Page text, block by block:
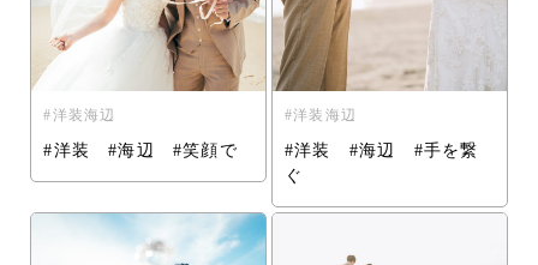
洋装海辺
#洋装 #海辺 #笑顔で
洋装海辺
#洋装 #海辺 #手を繋
ぐ